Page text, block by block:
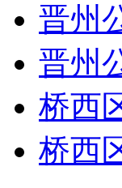
晋州
晋州
桥西
桥西